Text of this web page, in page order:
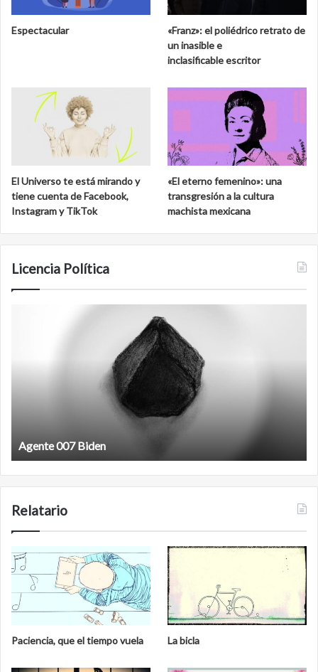
Espectacular
«Franz»: el poliédrico retrato de
un inasible e
inclasificable escritor
El Universo te está mirando y
tiene cuenta de Facebook,
Instagram y TikTok
«El eterno femenino»: una
transgresión a la cultura
machista mexicana
Licencia Política
Agente 007 Biden
Relatario
Paciencia, que el tiempo vuela La bicla